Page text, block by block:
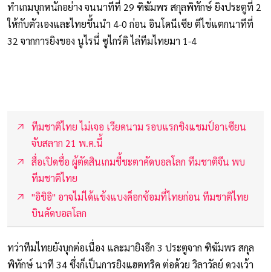
ทำเกมบุกหนักอย่าง จนนาทีที่ 29 ฑิฆัมพร สกุลพิทักษ์ ยิงประตูที่ 2
ให้กับตัวเองและไทยขึ้นนำ 4-0 ก่อน อินโดนีเซีย ตีไข่แตกนาทีที่
32 จากการยิงของ นูไรนี่ ซูไกร์ติ ไล่ทีมไทยมา 1-4
ทีมชาติไทย ไม่เจอ เวียดนาม รอบแรกชิงแชมป์อาเซียน
จับสลาก 21 พ.ค.นี้
สื่อเปิดชื่อ ผู้ตัดสินเกมชี้ชะตาคัดบอลโลก ทีมชาติจีน พบ
ทีมชาติไทย
"อิชิอิ" อาจไม่ได้แข้งแบงค็อกซ้อมที่ไทยก่อน ทีมชาติไทย
บินคัดบอลโลก
ทว่าทีมไทยยังบุกต่อเนื่อง และมายิงอีก 3 ประตูจาก ฑิฆัมพร สกุล
พิทักษ์ นาที 34 ซึ่งก็เป็นการยิงแฮตทริค ต่อด้วย วิลาวัลย์ ดวงเว้า